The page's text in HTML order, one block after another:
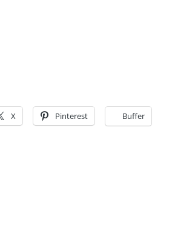
X Pinterest Buffer